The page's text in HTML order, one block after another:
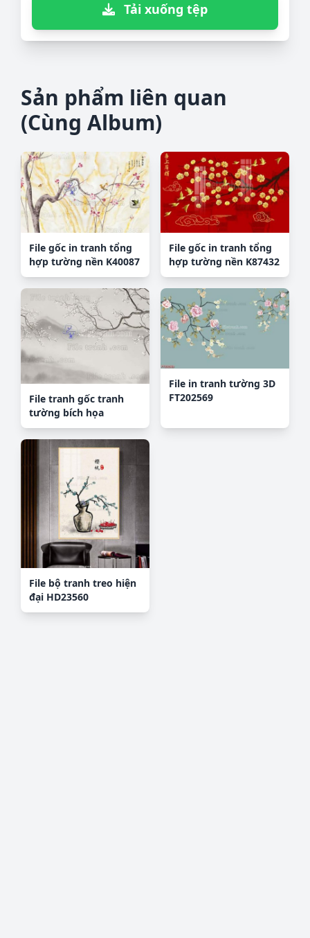
Tải xuống tệp
Sản phẩm liên quan
(Cùng Album)
File gốc in tranh tổng
hợp tường nền K40087
File gốc in tranh tổng
hợp tường nền K87432
File tranh gốc tranh
tường bích họa
idochine trung quốc
IDT27
File in tranh tường 3D
FT202569
File bộ tranh treo hiện
đại HD23560